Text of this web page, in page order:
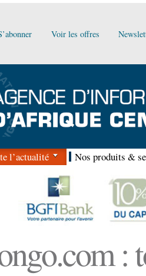
Voir les offres
l’actualité Nos produits &
: